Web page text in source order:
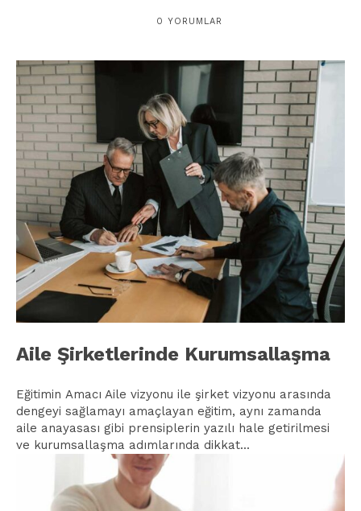
0 YORUMLAR
Aile Şirketlerinde Kurumsallaşma
Eğitimin Amacı Aile vizyonu ile şirket vizyonu arasında
dengeyi sağlamayı amaçlayan eğitim, aynı zamanda
aile anayasası gibi prensiplerin yazılı hale getirilmesi
ve kurumsallaşma adımlarında dikkat...